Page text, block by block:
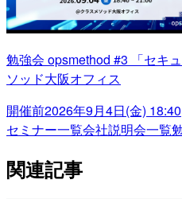
勉強会 opsmethod #3 「セキ
ソッド大阪オフィス
開催前2026年9月4日(金) 18:40
セミナー一覧会社説明会一覧
関連記事